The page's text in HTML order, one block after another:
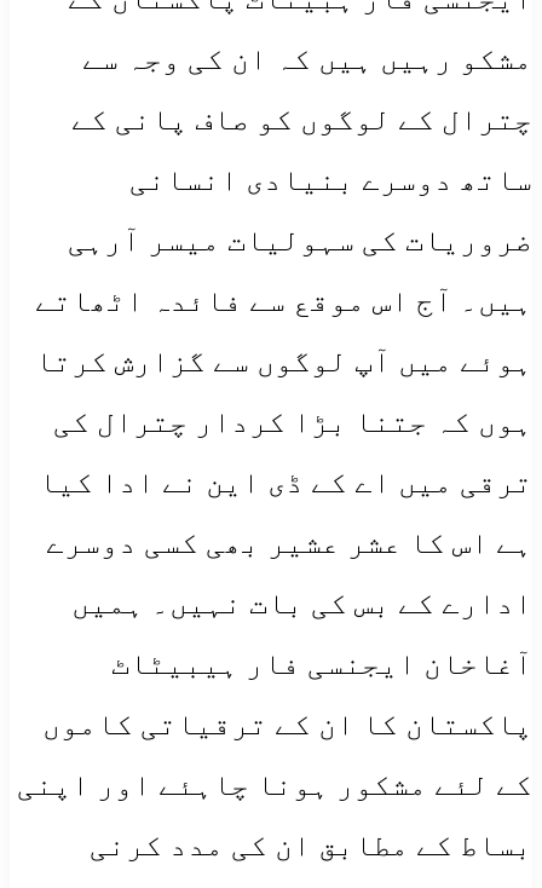
مشکو رہیں ہیں کہ ان کی وجہ سے
چترال کے لوگوں کو صاف پانی کے
ساتھ دوسرے بنیادی انسانی
ضروریات کی سہولیات میسر آرہی
ہیں۔ آج اس موقع سے فائدہ اٹھاتے
ہوئے میں آپ لوگوں سے گزارش کرتا
ہوں کہ جتنا بڑا کردار چترال کی
ترقی میں اے کے ڈی این نے ادا کیا
ہے اس کا عشر عشیر بھی کسی دوسرے
ادارے کے بس کی بات نہیں۔ ہمیں
آغاخان ایجنسی فار ہیبیٹاٹ
پاکستان کا ان کے ترقیاتی کاموں
کے لئے مشکور ہونا چاہئے اور اپنی
بساط کے مطابق ان کی مدد کرنی